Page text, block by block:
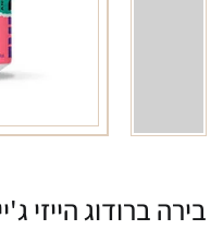
בירה ברודוג הייזי ג'יין